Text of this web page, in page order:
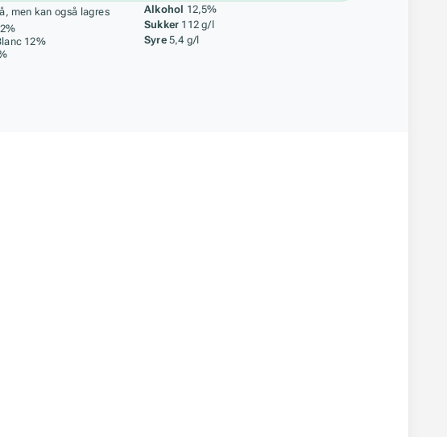
og råstoff
men kan også lagres
12%
Alkohol 12,5%
Sukker 112 g/l
Syre 5,4 g/l